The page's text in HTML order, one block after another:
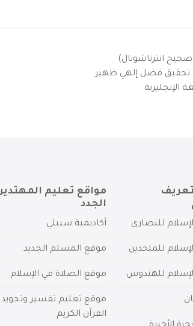
انترناشونال)
– تحقيق فضل إلهي ظهير
الإنجليزية
للنصارى
للملحدين
للهندوس
مواقع تعليم
الجدد
أكاديمية سبيلي
موقع المسلم الجديد
موقع الصلاة في الإسلام
موقع تعليم تفسير وتجويد
القرآن الكريم